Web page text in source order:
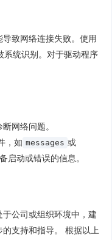
致网络连接失败。使用
系统识别。对于驱动程序
网络问题。
，如 messages 或
启动或错误的信息。
公司或组织环境中，建
支持和指导。 根据以上